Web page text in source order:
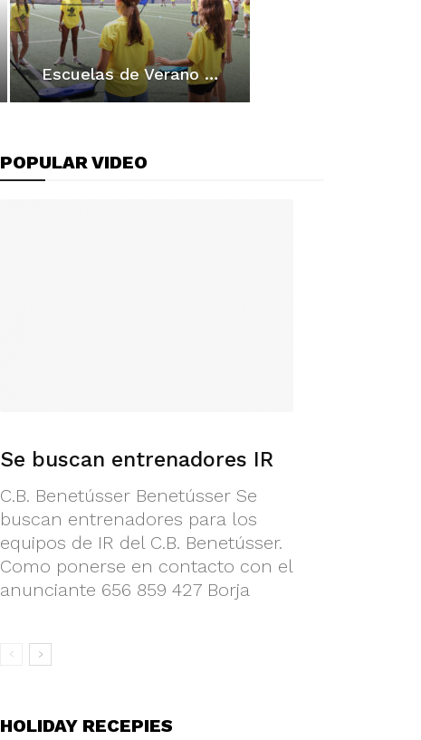
Escuelas de Verano FBCV: Los mejores momentos
POPULAR VIDEO
Se buscan entrenadores IR
C.B. Benetússer Benetússer Se
buscan entrenadores para los
equipos de IR del C.B. Benetússer.
Como ponerse en contacto con el
anunciante 656 859 427 Borja
HOLIDAY RECEPIES